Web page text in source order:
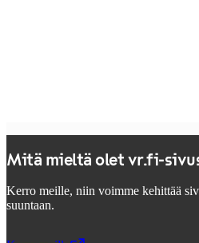
Mitä mieltä olet vr.fi-
Kerro meille, niin voimme kehittää
suuntaan.